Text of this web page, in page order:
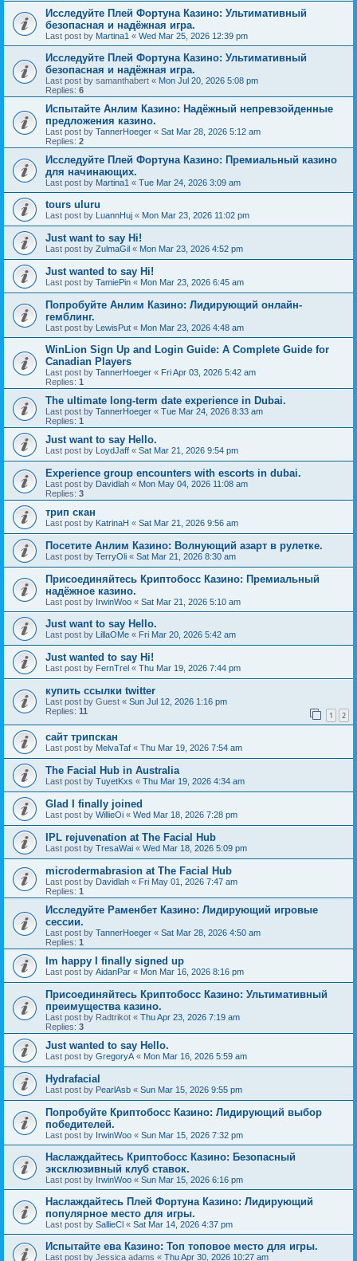
Исследуйте Плей Фортуна Казино: Ультимативный
безопасная и надёжная игра.
Last post by Martina1 « Wed Mar 25, 2026 12:39 pm
Исследуйте Плей Фортуна Казино: Ультимативный
безопасная и надёжная игра.
Last post by samanthabert « Mon Jul 20, 2026 5:08 pm
Replies: 6
Испытайте Анлим Казино: Надёжный непревзойденные
предложения казино.
Last post by TannerHoeger « Sat Mar 28, 2026 5:12 am
Replies: 2
Исследуйте Плей Фортуна Казино: Премиальный казино
для начинающих.
Last post by Martina1 « Tue Mar 24, 2026 3:09 am
tours uluru
Last post by LuannHuj « Mon Mar 23, 2026 11:02 pm
Just want to say Hi!
Last post by ZulmaGil « Mon Mar 23, 2026 4:52 pm
Just wanted to say Hi!
Last post by TamiePin « Mon Mar 23, 2026 6:45 am
Попробуйте Анлим Казино: Лидирующий онлайн-
гемблинг.
Last post by LewisPut « Mon Mar 23, 2026 4:48 am
WinLion Sign Up and Login Guide: A Complete Guide for
Canadian Players
Last post by TannerHoeger « Fri Apr 03, 2026 5:42 am
Replies: 1
The ultimate long-term date experience in Dubai.
Last post by TannerHoeger « Tue Mar 24, 2026 8:33 am
Replies: 1
Just want to say Hello.
Last post by LoydJaff « Sat Mar 21, 2026 9:54 pm
Experience group encounters with escorts in dubai.
Last post by Davidlah « Mon May 04, 2026 11:08 am
Replies: 3
трип скан
Last post by KatrinaH « Sat Mar 21, 2026 9:56 am
Посетите Анлим Казино: Волнующий азарт в рулетке.
Last post by TerryOli « Sat Mar 21, 2026 8:30 am
Присоединяйтесь Криптобосс Казино: Премиальный
надёжное казино.
Last post by IrwinWoo « Sat Mar 21, 2026 5:10 am
Just want to say Hello.
Last post by LillaOMe « Fri Mar 20, 2026 5:42 am
Just wanted to say Hi!
Last post by FernTrel « Thu Mar 19, 2026 7:44 pm
купить ссылки twitter
Last post by Guest « Sun Jul 12, 2026 1:16 pm
Replies: 11 1 2
сайт трипскан
Last post by MelvaTaf « Thu Mar 19, 2026 7:54 am
The Facial Hub in Australia
Last post by TuyetKxs « Thu Mar 19, 2026 4:34 am
Glad I finally joined
Last post by WillieOi « Wed Mar 18, 2026 7:28 pm
IPL rejuvenation at The Facial Hub
Last post by TresaWai « Wed Mar 18, 2026 5:09 pm
microdermabrasion at The Facial Hub
Last post by Davidlah « Fri May 01, 2026 7:47 am
Replies: 1
Исследуйте Раменбет Казино: Лидирующий игровые
сессии.
Last post by TannerHoeger « Sat Mar 28, 2026 4:50 am
Replies: 1
Im happy I finally signed up
Last post by AidanPar « Mon Mar 16, 2026 8:16 pm
Присоединяйтесь Криптобосс Казино: Ультимативный
преимущества казино.
Last post by Radtrikot « Thu Apr 23, 2026 7:19 am
Replies: 3
Just wanted to say Hello.
Last post by GregoryA « Mon Mar 16, 2026 5:59 am
Hydrafacial
Last post by PearlAsb « Sun Mar 15, 2026 9:55 pm
Попробуйте Криптобосс Казино: Лидирующий выбор
победителей.
Last post by IrwinWoo « Sun Mar 15, 2026 7:32 pm
Наслаждайтесь Криптобосс Казино: Безопасный
эксклюзивный клуб ставок.
Last post by IrwinWoo « Sun Mar 15, 2026 6:16 pm
Наслаждайтесь Плей Фортуна Казино: Лидирующий
популярное место для игры.
Last post by SallieCl « Sat Mar 14, 2026 4:37 pm
Испытайте ева Казино: Топ топовое место для игры.
Last post by Jessica adams « Thu Apr 30, 2026 10:27 am